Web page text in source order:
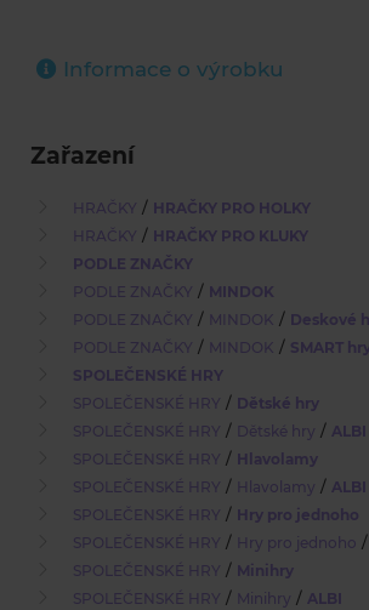
Informace o výrobku
Zařazení
HRAČKY / HRAČKY PRO HOLKY
HRAČKY / HRAČKY PRO KLUKY
PODLE ZNAČKY
PODLE ZNAČKY / MINDOK
PODLE ZNAČKY / MINDOK / Deskové
PODLE ZNAČKY / MINDOK / SMART
SPOLEČENSKÉ HRY
SPOLEČENSKÉ HRY / Dětské hry
SPOLEČENSKÉ HRY / Dětské hry / ALBI
SPOLEČENSKÉ HRY / Hlavolamy
SPOLEČENSKÉ HRY / Hlavolamy / ALBI
SPOLEČENSKÉ HRY / Hry pro jednoho
SPOLEČENSKÉ HRY / Hry pro jednoho /
SPOLEČENSKÉ HRY / Minihry
SPOLEČENSKÉ HRY / Minihry / ALBI